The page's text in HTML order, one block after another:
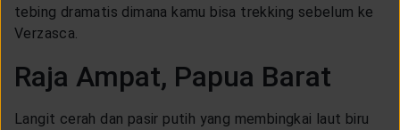
tebing dramatis dimana kamu bisa trekking sebelum ke
Verzasca.
Raja Ampat, Papua Barat
Langit cerah dan pasir putih yang membingkai laut biru
TENTANG GENERALI
ACARA